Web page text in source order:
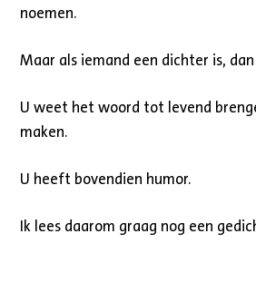
noemen.
Maar als iemand een dichter is,
U weet het woord tot levend
maken.
U heeft bovendien humor.
Ik lees daarom graag nog een